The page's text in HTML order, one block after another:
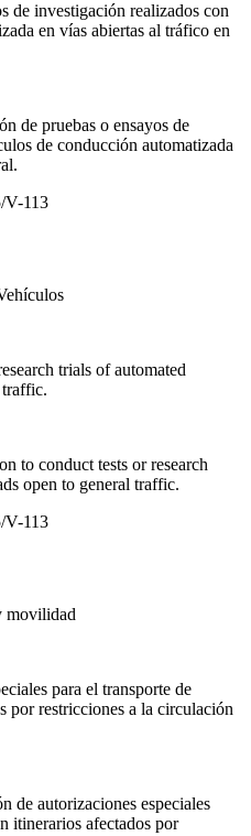
de investigación realizados con
en vías abiertas al tráfico en
de pruebas o ensayos de
de conducción automatizada
V-113
trials of automated
traffic.
to conduct tests or research
open to general traffic.
V-113
movilidad
para el transporte de
por restricciones a la circulación
de autorizaciones especiales
itinerarios afectados por